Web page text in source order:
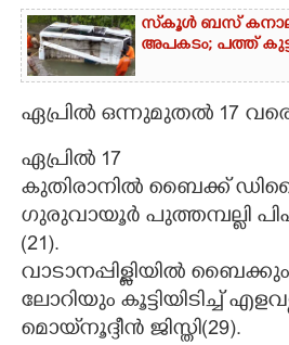
സ്‌കൂൾ ബസ്
അപകടം; പത്ത്
ഏപ്രിൽ ഒന്നുമുതൽ 17 വരെ
ഏപ്രിൽ 17
കുതിരാനിൽ ബൈക്ക്
ഗുരുവായൂർ പുത്തമ്പല്ലി
(21).
വാടാനപ്പിള്ളിയിൽ
ലോറിയും കൂട്ടിയിടിച്ച്
മൊയ്‌നൂദ്ദീൻ ജിസ്തി(29).